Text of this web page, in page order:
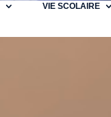
VIE SCOLAIRE